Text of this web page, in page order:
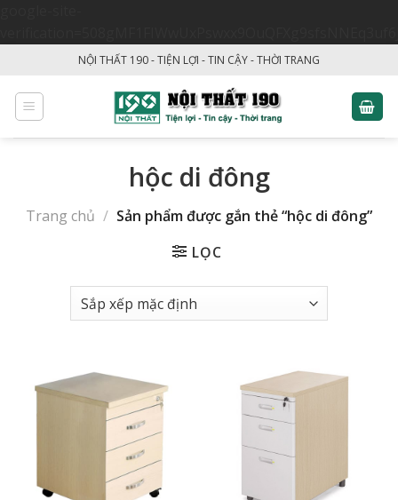
content
NỘI THẤT 190 - TIỆN LỢI - TIN CẬY - THỜI TRANG
hộc di đông
Trang chủ / Sản phẩm được gắn thẻ “hộc di đông”
LỌC